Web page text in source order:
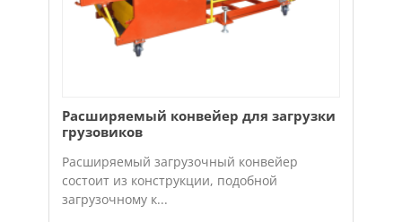
Расширяемый конвейер для загрузки
грузовиков
Расширяемый загрузочный конвейер
состоит из конструкции, подобной
загрузочному к...